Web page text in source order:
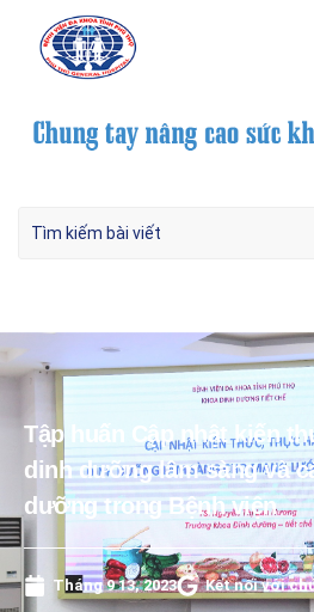
Tập huấn Cập nhật kiến
dinh dưỡng lâm sàng và
dưỡng trong Bệnh viện
Tháng 9 13, 2023 Kết nối với